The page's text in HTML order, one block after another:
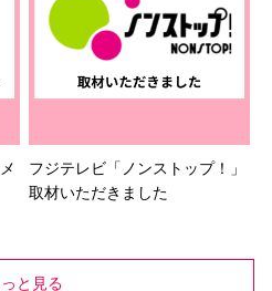
フジテレビ「ノンストップ！」
取材いただきました
と見る